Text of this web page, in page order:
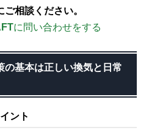
ご相談ください。
に問い合わせをする
の基本は正しい換気と日常
ント